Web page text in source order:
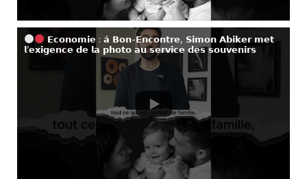
𝗘𝗰𝗼𝗻𝗼𝗺𝗶𝗲 : 𝗮̀ 𝗕𝗼𝗻-𝗘𝗻𝗰𝗼𝗻𝘁𝗿𝗲, 𝗦𝗶𝗺𝗼𝗻 𝗔𝗯𝗶𝗸𝗲𝗿 𝗺𝗲𝘁
𝗹’𝗲𝘅𝗶𝗴𝗲𝗻𝗰𝗲 𝗱𝗲 𝗹𝗮 𝗽𝗵𝗼𝘁𝗼 𝗮𝘂 𝘀𝗲𝗿𝘃𝗶𝗰𝗲 𝗱𝗲𝘀 𝘀𝗼𝘂𝘃𝗲𝗻𝗶𝗿𝘀